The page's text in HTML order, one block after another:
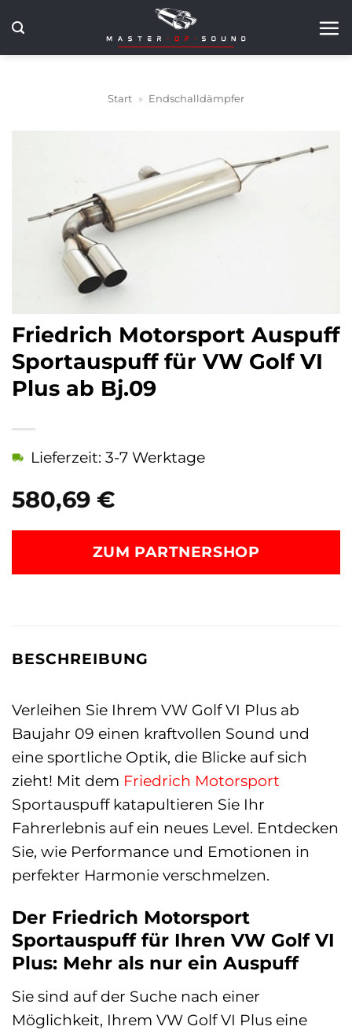
Inhalt
springen
Start » Endschalldämpfer
Friedrich Motorsport Auspuff
Sportauspuff für VW Golf VI
Plus ab Bj.09
580,69 €
Lieferzeit: 3-7 Werktage
ZUM PARTNERSHOP
BESCHREIBUNG
Verleihen Sie Ihrem VW Golf VI Plus ab
Baujahr 09 einen kraftvollen Sound und
eine sportliche Optik, die Blicke auf sich
zieht! Mit dem Friedrich Motorsport
Sportauspuff katapultieren Sie Ihr
Fahrerlebnis auf ein neues Level. Entdecken
Sie, wie Performance und Emotionen in
perfekter Harmonie verschmelzen.
Der Friedrich Motorsport
Sportauspuff für Ihren VW Golf VI
Plus: Mehr als nur ein Auspuff
Sie sind auf der Suche nach einer
Möglichkeit, Ihrem VW Golf VI Plus eine